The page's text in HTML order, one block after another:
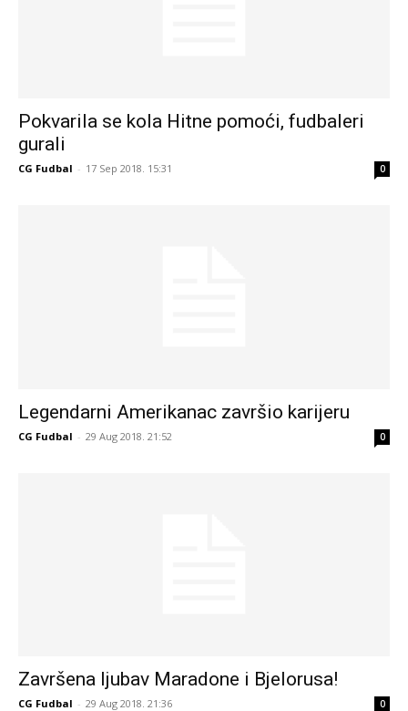
Pokvarila se kola Hitne pomoći, fudbaleri
gurali
CG Fudbal - 17 Sep 2018. 15:31 0
Legendarni Amerikanac završio karijeru
CG Fudbal - 29 Aug 2018. 21:52 0
Završena ljubav Maradone i Bjelorusa!
CG Fudbal - 29 Aug 2018. 21:36 0